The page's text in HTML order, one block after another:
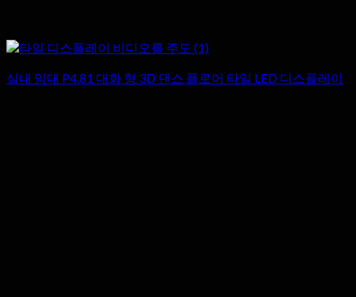
실내 임대 P4.81 대화 형 3D 댄스 플로어 타일 LED 디스플레이